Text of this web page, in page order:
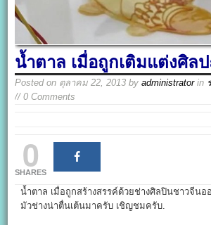
น้ำตาล เมื่อถูกเติมแต่งศิลป
Posted on ตุลาคม 22, 2013 byadministratorin
// 0 Comments
0
SHARES
น้ำตาล เมื่อถูกสร้างสรรค์ด้วยช่างศิลปินชาวจีน
มัวช่างน่าตื่นเต้นมาครับ เชิญชมครับ.